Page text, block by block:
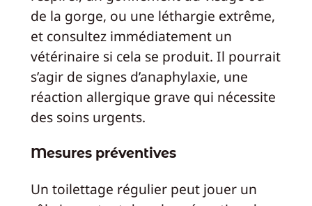
de la gorge, ou une léthargie extrême,
et consultez immédiatement un
vétérinaire si cela se produit. Il pourrait
s’agir de signes d’anaphylaxie, une
réaction allergique grave qui nécessite
des soins urgents.
Mesures préventives
Un toilettage régulier peut jouer un